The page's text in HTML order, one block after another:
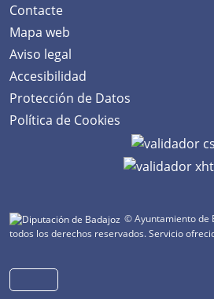
Contacte
Mapa web
Aviso legal
Accesibilidad
Protección de Datos
Política de Cookies
© Ayuntamiento de
todos los derechos reservados.Servicio